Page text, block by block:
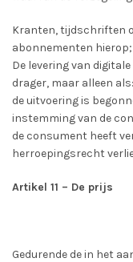
Kranten, tijdschriften
abonnementen hierop;
De levering van
drager, maar alleen als:
de uitvoering is
instemming van de
de consument heeft
herroepingsrecht
Artikel 11 – De prijs
Gedurende de in het